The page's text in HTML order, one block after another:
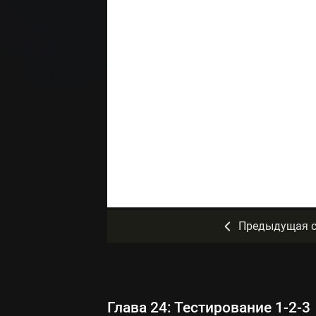
Предыдущая
Глава 24: Тестирование 1-2-3